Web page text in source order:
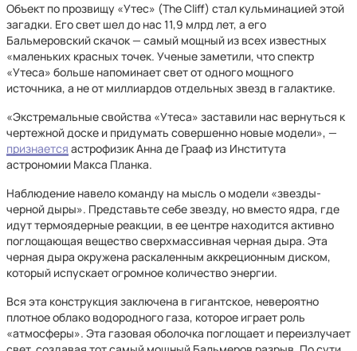
Объект по прозвищу «Утес» (The Cliff) стал кульминацией этой
загадки. Его свет шел до нас 11,9 млрд лет, а его
Бальмеровский скачок — самый мощный из всех известных
«маленьких красных точек. Ученые заметили, что спектр
«Утеса» больше напоминает свет от одного мощного
источника, а не от миллиардов отдельных звезд в галактике.
«Экстремальные свойства «Утеса» заставили нас вернуться к
чертежной доске и придумать совершенно новые модели», —
признается астрофизик Анна де Грааф из Института
астрономии Макса Планка.
Наблюдение навело команду на мысль о модели «звезды-
черной дыры». Представьте себе звезду, но вместо ядра, где
идут термоядерные реакции, в ее центре находится активно
поглощающая вещество сверхмассивная черная дыра. Эта
черная дыра окружена раскаленным аккреционным диском,
который испускает огромное количество энергии.
Вся эта конструкция заключена в гигантское, невероятно
плотное облако водородного газа, которое играет роль
«атмосферы». Эта газовая оболочка поглощает и переизлучает